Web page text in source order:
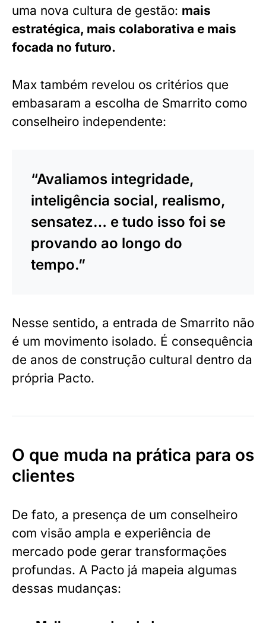
uma nova cultura de gestão: mais
estratégica, mais colaborativa e mais
focada no futuro.
Max também revelou os critérios que
embasaram a escolha de Smarrito como
conselheiro independente:
“Avaliamos integridade,
inteligência social, realismo,
sensatez… e tudo isso foi se
provando ao longo do
tempo.”
Nesse sentido, a entrada de Smarrito não
é um movimento isolado. É consequência
de anos de construção cultural dentro da
própria Pacto.
O que muda na prática para os
clientes
De fato, a presença de um conselheiro
com visão ampla e experiência de
mercado pode gerar transformações
profundas. A Pacto já mapeia algumas
dessas mudanças: